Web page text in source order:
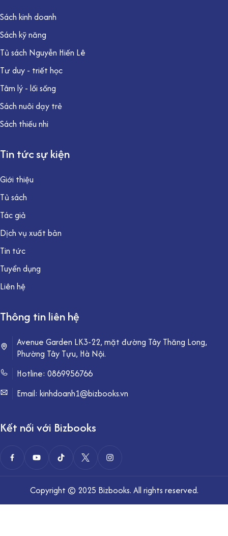
Sách kinh doanh
Sách kỹ năng
Tủ sách Nguyễn Hiến Lê
Tư duy - triết học
Tâm lý - lối sống
Sách nuôi dạy trẻ
Sách thiếu nhi
Tin tức sự kiện
Giới thiệu
Tủ sách
Tác giả
Dịch vụ xuất bản
Tin tức
Tuyển dụng
Liên hệ
Thông tin liên hệ
Avenue Garden LK3-22, mặt đường Tây Thăng Long,
Phường Tây Tựu, Hà Nội.
Hotline: 0869956766
Email: kinhdoanh1@bizbooks.vn
Kết nối với Bizbooks
Copyright © 2025 Bizbooks. All rights reserved.